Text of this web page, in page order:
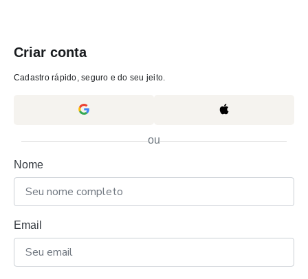
Criar conta
Cadastro rápido, seguro e do seu jeito.
ou
Nome
Email